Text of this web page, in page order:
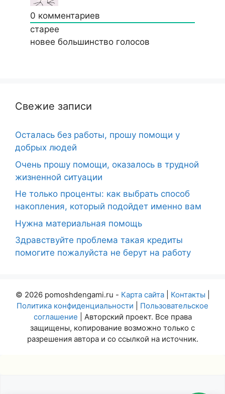
0 комментариев
старее
новее большинство голосов
Свежие записи
Осталась без работы, прошу помощи у
добрых людей
Очень прошу помощи, оказалось в трудной
жизненной ситуации
Не только проценты: как выбрать способ
накопления, который подойдет именно вам
Нужна материальная помощь
Здравствуйте проблема такая кредиты
помогите пожалуйста не берут на работу
© 2026 pomoshdengami.ru - Карта сайта| Контакты
Политика конфиденциальности
Пользовательское
соглашение | Авторский проект. Все права
защищены, копирование возможно только с
разрешения автора и со ссылкой на источник.